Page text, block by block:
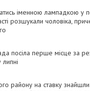
іменною лампадкою у
розшукали чоловіка,
посіла перше місце за
району на ставку